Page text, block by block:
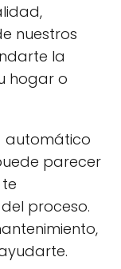
nuestros
la
hogar o
automático
parecer
proceso.